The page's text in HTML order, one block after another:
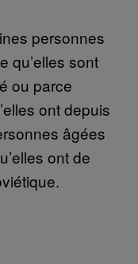
personnes
qu’elles sont
ou parce
ont depuis
âgées
ont de